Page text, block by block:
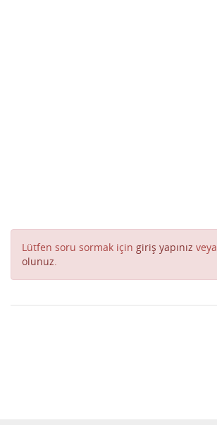
Lütfen soru sormak için giriş yapınız veya
olunuz.